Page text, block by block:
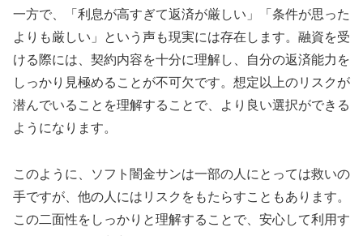
一方で、「利息が高すぎて返済が厳しい」「条件が思った
よりも厳しい」という声も現実には存在します。融資を受
ける際には、契約内容を十分に理解し、自分の返済能力を
しっかり見極めることが不可欠です。想定以上のリスクが
潜んでいることを理解することで、より良い選択ができる
ようになります。
このように、ソフト闇金サンは一部の人にとっては救いの
手ですが、他の人にはリスクをもたらすこともあります。
この二面性をしっかりと理解することで、安心して利用す